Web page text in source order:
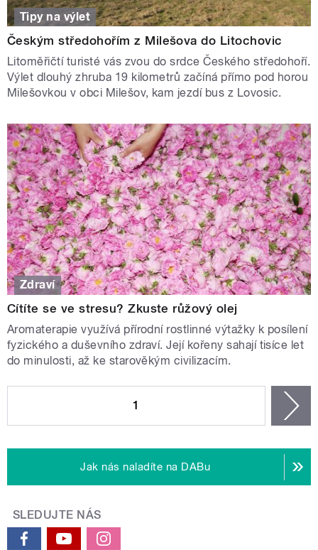
Tipy na výlet
Českým středohořím z Milešova do Litochovic
Litoměřičtí turisté vás zvou do srdce Českého středohoří.
Výlet dlouhý zhruba 19 kilometrů začíná přímo pod horou
Milešovkou v obci Milešov, kam jezdí bus z Lovosic.
Zdraví
Cítíte se ve stresu? Zkuste růžový olej
Aromaterapie využívá přírodní rostlinné výtažky k posílení
fyzického a duševního zdraví. Její kořeny sahají tisíce let
do minulosti, až ke starověkým civilizacím.
1
Jak nás naladíte na DABu
SLEDUJTE NÁS